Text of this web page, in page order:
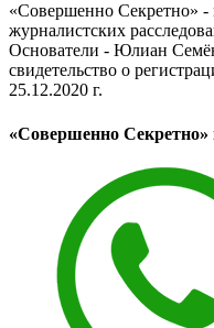
«Совершенно Секретно» -
журналистских
Основатели - Юлиан
свидетельство о
25.12.2020 г.
«Совершенно Секретно»